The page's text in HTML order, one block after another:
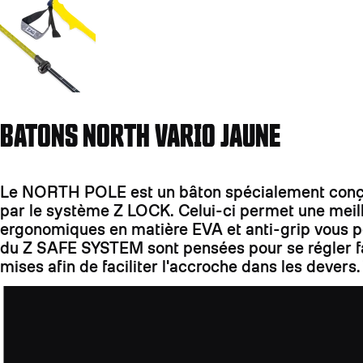
BATONS NORTH VARIO JAUNE
Le NORTH POLE est un bâton spécialement
par le système Z LOCK. Celui-ci permet une
ergonomiques en matière EVA et anti-grip vous
du Z SAFE SYSTEM sont pensées pour se
mises afin de faciliter l'accroche dans les